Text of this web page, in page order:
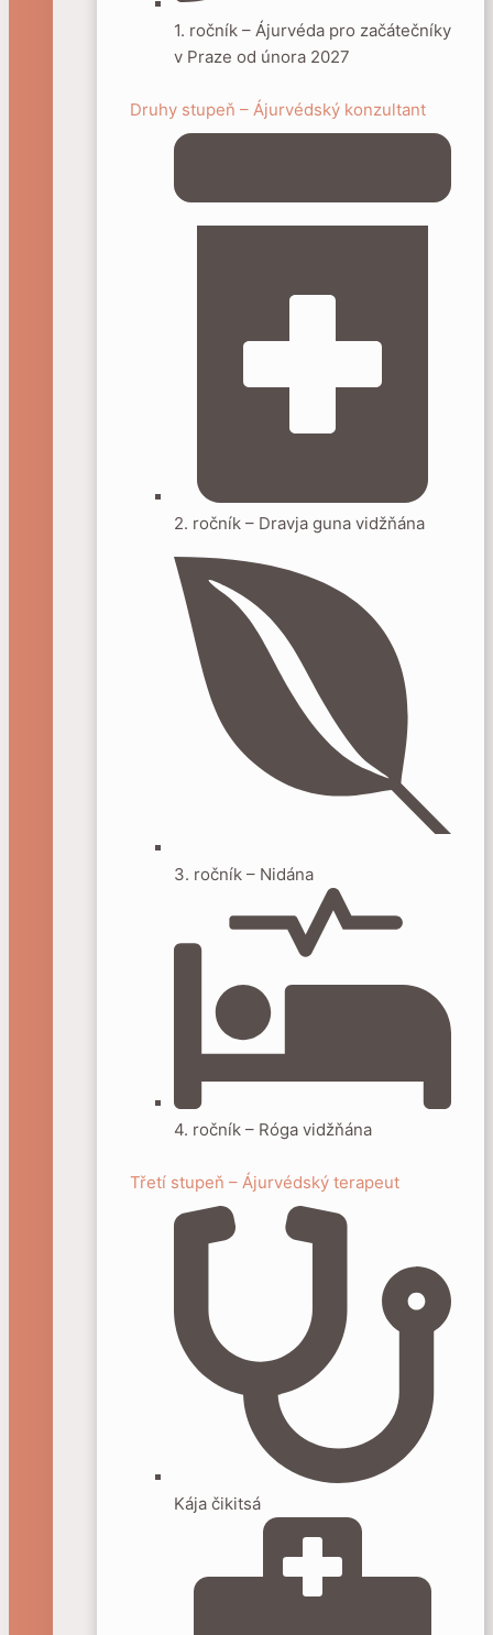
1. ročník – Ájurvéda pro začátečníky
v Praze od února 2027
Druhy stupeň – Ájurvédský konzultant
2. ročník – Dravja guna vidžňána
3. ročník – Nidána
4. ročník – Róga vidžňána
Třetí stupeň – Ájurvédský terapeut
Kája čikitsá